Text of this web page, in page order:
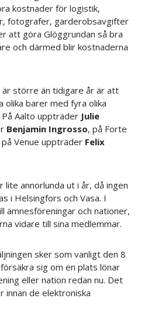
kostnader för logistik,
fotografer, garderobsavgifter
att göra Glöggrundan så bra
och därmed blir kostnaderna
större än tidigare år är att
barer med fyra olika
Aalto uppträder Julie
Benjamin Ingrosso, på Forte
Venue uppträder Felix
annorlunda ut i år, då ingen
i Helsingfors och Vasa. I
och nationer,
vidare till sina medlemmar.
sker som vanligt den 8
sig om en plats lönar
eller nation redan nu. Det
innan de elektroniska